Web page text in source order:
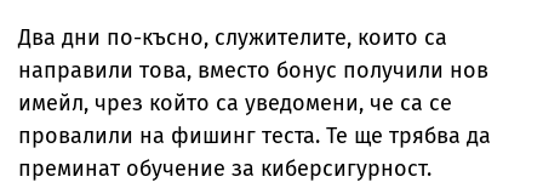
Два дни по-късно, служителите, които са
направили това, вместо бонус получили нов
имейл, чрез който са уведомени, че са се
провалили на фишинг теста. Те ще трябва да
преминат обучение за киберсигурност.